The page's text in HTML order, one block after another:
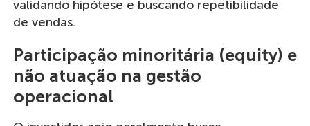
validando hipótese e buscando repetibilidade
de vendas.
Participação minoritária (equity) e
não atuação na gestão
operacional